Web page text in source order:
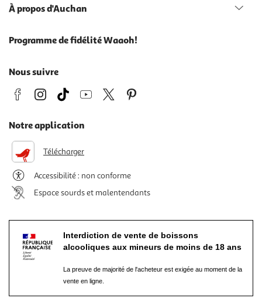
À propos d'Auchan
Programme de fidélité Waaoh!
Nous suivre
Notre application
Télécharger
Accessibilité : non conforme
Espace sourds et malentendants
Interdiction de vente de boissons
alcooliques aux mineurs de moins de 18 ans
La preuve de majorité de l'acheteur est exigée au moment de la
vente en ligne.